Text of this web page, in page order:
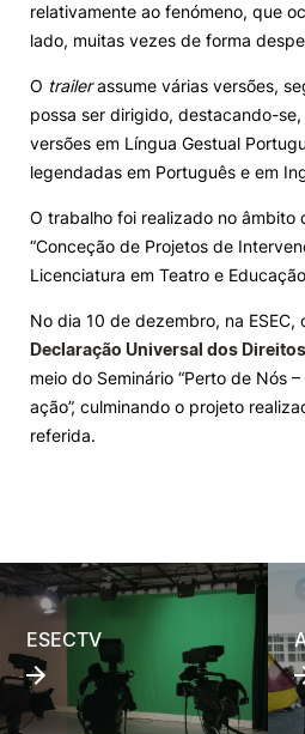
relativamente ao fenómeno, que
lado, muitas vezes de forma
O trailerassume várias versões,
possa ser dirigido, destacando-
versões em Língua Gestual
legendadas em Português e em
O trabalho foi realizado no âmbito
“Conceção de Projetos de
Licenciatura em Teatro e
No dia 10 de dezembro, na ESEC,
Declaração Universal dos
meio do Seminário “Perto de Nós
ação”, culminando o projeto
referida.
ESECTV